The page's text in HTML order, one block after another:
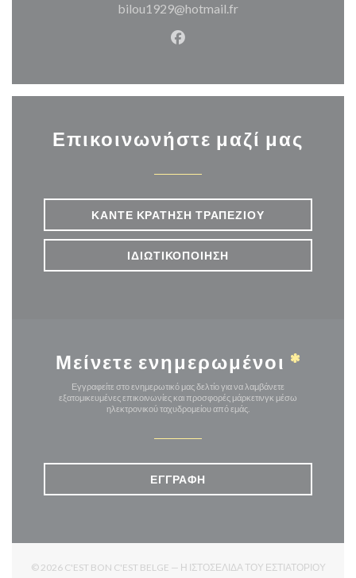
bilou1929@hotmail.fr
Facebook ((ανοίγει σε νέο
Επικοινωνήστε μαζί μας
ΚΆΝΤΕ ΚΡΆΤΗΣΗ ΤΡΑΠΕΖΙΟΎ
ΙΔΙΩΤΙΚΟΠΟΊΗΣΗ
Μείνετε ενημερωμένοι *
Εγγραφείτε στο ενημερωτικό μας δελτίο για να λαμβάνετε
εξατομικευμένες επικοινωνίες και προσφορές μάρκετινγκ μέσω
ηλεκτρονικού ταχυδρομείου από εμάς.
ΕΓΓΡΑΦΉ
© 2026 C'EST BON C'EST BELGE — Η ΙΣΤΟΣΕΛΊΔΑ ΤΟΥ ΕΣΤΙΑΤΟΡΊΟΥ